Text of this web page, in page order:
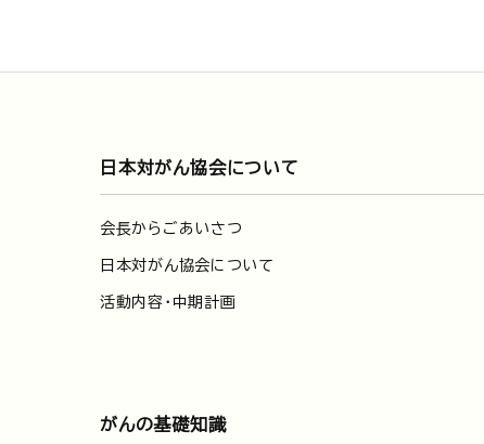
日本対がん協会について
会長からごあいさつ
日本対がん協会について
活動内容・中期計画
がんの基礎知識